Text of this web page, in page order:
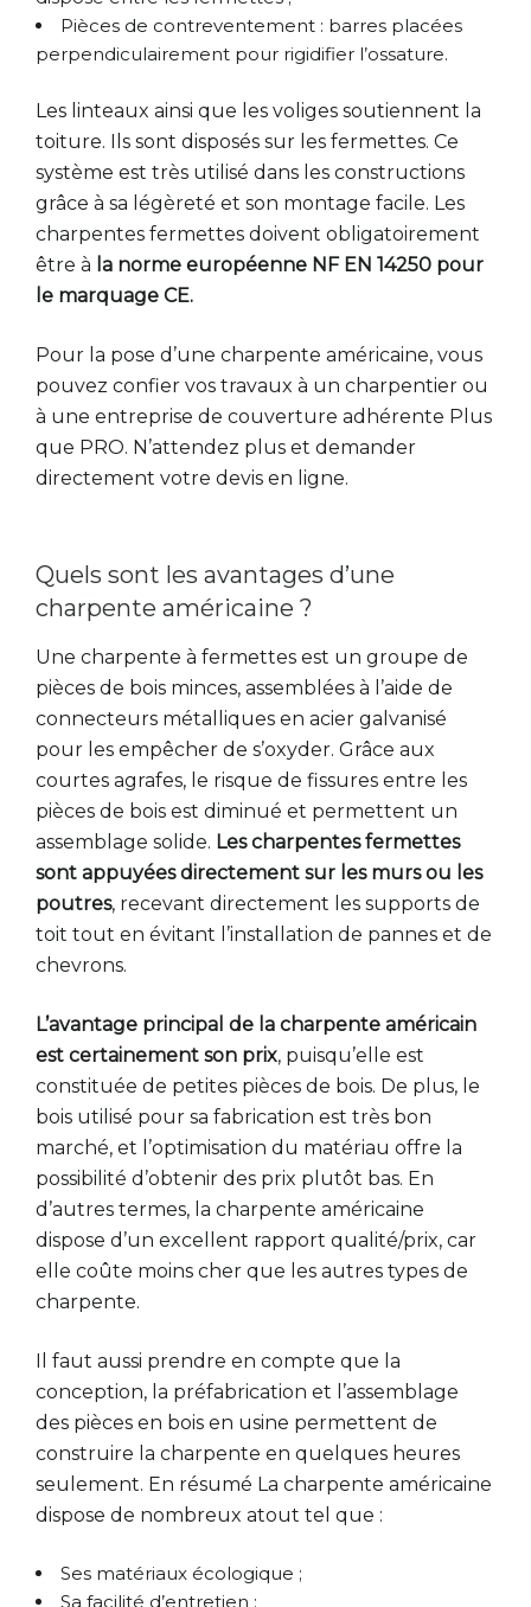
Pièces de contreventement : barres placées
perpendiculairement pour rigidifier l’ossature.
Les linteaux ainsi que les voliges soutiennent la
toiture. Ils sont disposés sur les fermettes. Ce
système est très utilisé dans les constructions
grâce à sa légèreté et son montage facile. Les
charpentes fermettes doivent obligatoirement
être à la norme européenne NF EN 14250 pour
le marquage CE.
Pour la pose d’une charpente américaine, vous
pouvez confier vos travaux à un charpentier ou
à une entreprise de couverture adhérente Plus
que PRO. N’attendez plus et demander
directement votre devis en ligne.
Quels sont les avantages d’une
charpente américaine ?
Une charpente à fermettes est un groupe de
pièces de bois minces, assemblées à l’aide de
connecteurs métalliques en acier galvanisé
pour les empêcher de s’oxyder. Grâce aux
courtes agrafes, le risque de fissures entre les
pièces de bois est diminué et permettent un
assemblage solide. Les charpentes fermettes
sont appuyées directement sur les murs ou les
poutres, recevant directement les supports de
toit tout en évitant l’installation de pannes et de
chevrons.
L’avantage principal de la charpente américain
est certainement son prix, puisqu’elle est
constituée de petites pièces de bois. De plus, le
bois utilisé pour sa fabrication est très bon
marché, et l’optimisation du matériau offre la
possibilité d’obtenir des prix plutôt bas. En
d’autres termes, la charpente américaine
dispose d’un excellent rapport qualité/prix, car
elle coûte moins cher que les autres types de
charpente.
Il faut aussi prendre en compte que la
conception, la préfabrication et l’assemblage
des pièces en bois en usine permettent de
construire la charpente en quelques heures
seulement. En résumé La charpente américaine
dispose de nombreux atout tel que :
Ses matériaux écologique ;
Sa facilité d’entretien ;